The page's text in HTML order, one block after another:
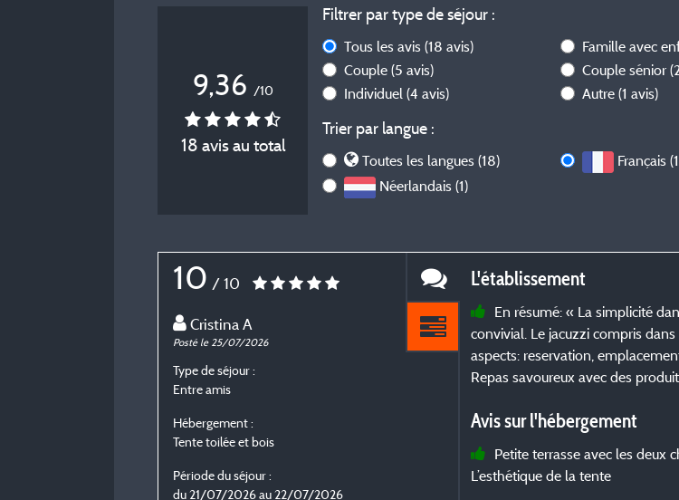
9,36 /10
18 avis au total
Filtrer par type de séjour :
Tous les avis (18 avis) Famille avec
Couple (5 avis) Couple sénior
Individuel (4 avis) Autre(1 avis)
Trier par langue :
Toutes les langues (18) Français
Néerlandais (1)
10 / 10
Cristina A
Posté le 25/07/2026
Type de séjour :
Entre amis
Hébergement :
Tente toilée et bois
Période du séjour :
du 21/07/2026 au 22/07/2026
L'établissement
En résumé: « La simplicité
convivial. Le jacuzzi compris
aspects: reservation,
Repas savoureux avec des
Avis sur l'hébergement
Petite terrasse avec les deux
L’esthétique de la tente